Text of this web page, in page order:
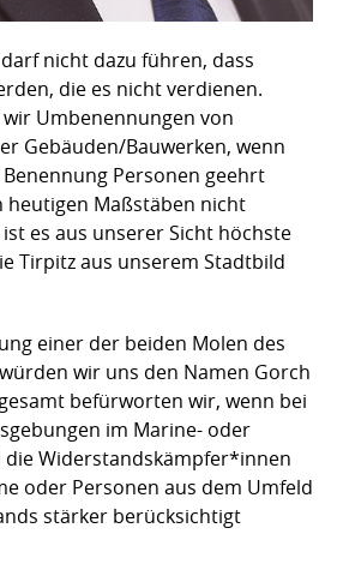
nicht dazu führen, dass
die es nicht verdienen.
Umbenennungen von
Gebäuden/Bauwerken, wenn
Personen geehrt
heutigen Maßstäben nicht
es aus unserer Sicht höchste
Tirpitz aus unserem Stadtbild
einer der beiden Molen des
wir uns den Namen Gorch
befürworten wir, wenn bei
im Marine- oder
Widerstandskämpfer*innen
oder Personen aus dem Umfeld
stärker berücksichtigt